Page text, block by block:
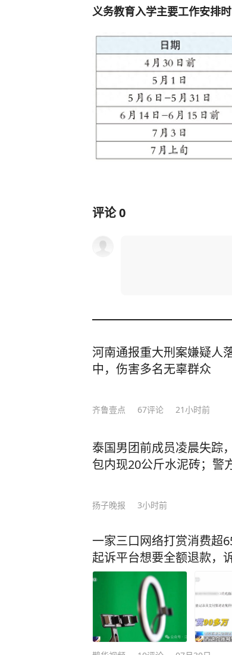
义务教育入学主要工作安排
评论0
河南通报重大刑案嫌疑人
中，伤害多名无辜群众
齐鲁壹点 67评论 21小时前
泰国男团前成员凌晨失踪
包内现20公斤水泥砖；警
扬子晚报 3小时前
一家三口网络打赏消费超
起诉平台想要全额退款，